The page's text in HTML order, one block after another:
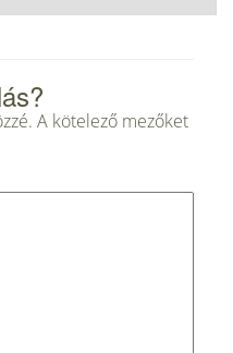
A kötelező mezőket